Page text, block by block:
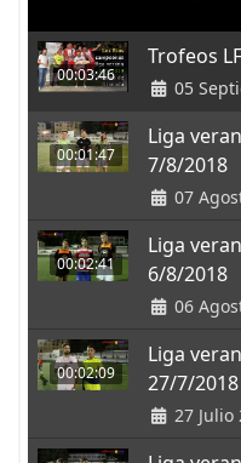
00:03:46
Trofeos
05
00:01:47
Liga
7/8/2018
07
00:02:41
Liga
6/8/2018
06
00:02:09
Liga
27/7/2018
27 Julio